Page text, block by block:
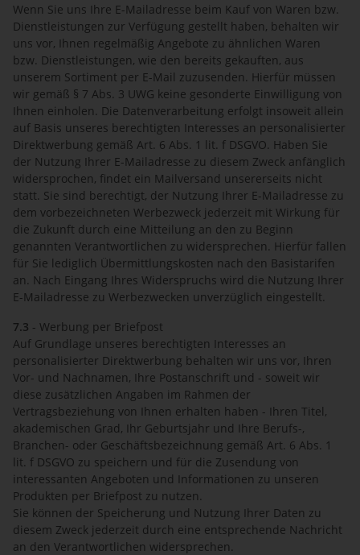
Wenn Sie uns Ihre E-Mailadresse beim Kauf von Waren bzw.
Dienstleistungen zur Verfügung gestellt haben, behalten wir
uns vor, Ihnen regelmäßig Angebote zu ähnlichen Waren
bzw. Dienstleistungen, wie den bereits gekauften, aus
unserem Sortiment per E-Mail zuzusenden. Hierfür müssen
wir gemäß § 7 Abs. 3 UWG keine gesonderte Einwilligung von
Ihnen einholen. Die Datenverarbeitung erfolgt insoweit allein
auf Basis unseres berechtigten Interesses an personalisierter
Direktwerbung gemäß Art. 6 Abs. 1 lit. f DSGVO. Haben Sie
der Nutzung Ihrer E-Mailadresse zu diesem Zweck anfänglich
widersprochen, findet ein Mailversand unsererseits nicht
statt. Sie sind berechtigt, der Nutzung Ihrer E-Mailadresse zu
dem vorbezeichneten Werbezweck jederzeit mit Wirkung für
die Zukunft durch eine Mitteilung an den zu Beginn
genannten Verantwortlichen zu widersprechen. Hierfür fallen
für Sie lediglich Übermittlungskosten nach den Basistarifen
an. Nach Eingang Ihres Widerspruchs wird die Nutzung Ihrer
E-Mailadresse zu Werbezwecken unverzüglich eingestellt.
7.3 - Werbung per Briefpost
Auf Grundlage unseres berechtigten Interesses an
personalisierter Direktwerbung behalten wir uns vor, Ihren
Vor- und Nachnamen, Ihre Postanschrift und - soweit wir
diese zusätzlichen Angaben im Rahmen der
Vertragsbeziehung von Ihnen erhalten haben - Ihren Titel,
akademischen Grad, Ihr Geburtsjahr und Ihre Berufs-,
Branchen- oder Geschäftsbezeichnung gemäß Art. 6 Abs. 1
lit. f DSGVO zu speichern und für die Zusendung von
interessanten Angeboten und Informationen zu unseren
Produkten per Briefpost zu nutzen.
Sie können der Speicherung und Nutzung Ihrer Daten zu
diesem Zweck jederzeit durch eine entsprechende Nachricht
an den Verantwortlichen widersprechen.